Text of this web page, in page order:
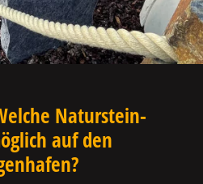
Naturstein-
auf den